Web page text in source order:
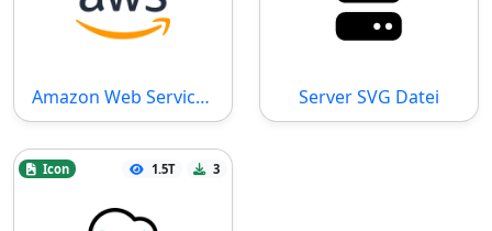
Amazon Web Services Icon Server SVG Datei
Icon 1.5T 3